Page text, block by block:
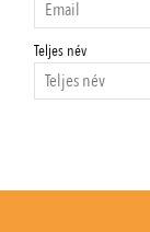
Teljes név